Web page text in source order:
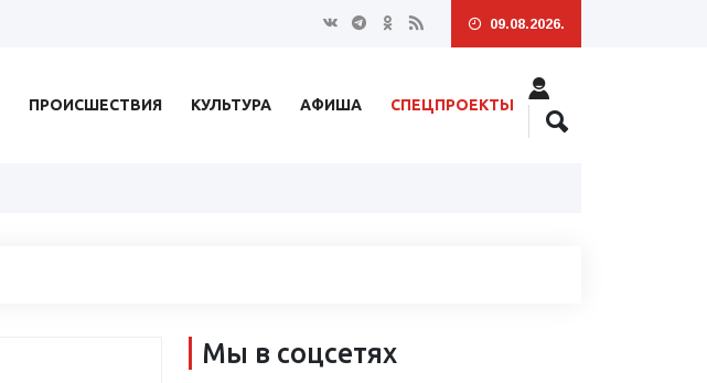
09.08.2026.
ПРОИСШЕСТВИЯ КУЛЬТУРА АФИША СПЕЦПРОЕКТЫ
Мы в соцсетях